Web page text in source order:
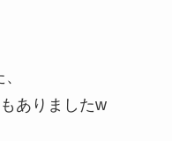
ありましたw